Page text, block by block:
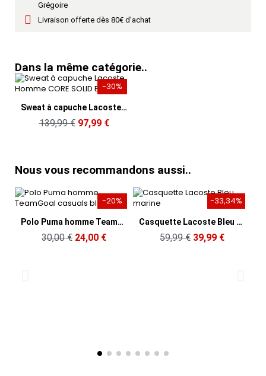
Grégoire
Livraison offerte dès 80€ d'achat
Dans la même catégorie..
Aperçu rapide
-30%
Sweat à capuche Lacoste Homme CORE SOLID Blanc
139,99 € 97,99 €
Nous vous recommandons aussi..
Aperçu rapide
-20%
Polo Puma homme TeamGoal casuals blanc
30,00 € 24,00 €
Aperçu rapide
-33,34%
Casquette Lacoste Bleu marine
59,99 € 39,99 €